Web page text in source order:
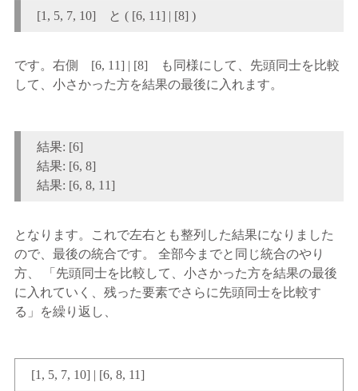
[1, 5, 7, 10] と ( [6, 11] | [8] )
です。右側 [6, 11] | [8] も同様にして、先頭同士を比較
して、小さかった方を結果の最後に入れます。
結果: [6]
結果: [6, 8]
結果: [6, 8, 11]
となります。これで左右とも整列した結果になりました
ので、最後の統合です。 全部今までと同じ統合のやり
方、 「先頭同士を比較して、小さかった方を結果の最後
に入れていく、残った要素でさらに先頭同士を比較す
る」を繰り返し、
[1, 5, 7, 10] | [6, 8, 11]